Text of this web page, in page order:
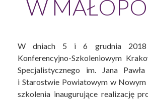
W
W dniach 5 i 6 grudnia
Konferencyjno-Szkoleniowym
Specjalistycznego im. Jana
i Starostwie Powiatowym w Nowym
szkolenia inaugurujące realizację